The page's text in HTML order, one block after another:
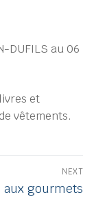
DUFILS au 06
et
vêtements.
NEXT
aux gourmets